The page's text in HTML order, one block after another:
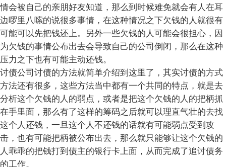
情会被自己的亲朋好友知道，那么到时候难免就会有人在耳
边啰里八嗦的说很多事情，在这种情况之下欠钱的人就很有
可能可以先把钱还上。另外一些欠钱的人可能会很担心，因
为欠钱的事情公布出去会导致自己的公司倒闭，那么在这种
压力之下也有可能主动还钱。
讨债公司讨债的方法就简单介绍到这里了，其实讨债的方式
方法还有很多，这些方法当中都有一个共同的特点，就是去
分析这个欠钱的人的弱点，或者是把这个欠钱的人的把柄抓
在手里面，那么有了这样的筹码之后就可以理直气壮的去找
这个人还钱，一旦这个人不还钱的话就有可能弱点受到攻
击，也有可能把柄被公布出去，那么就只能够让这个欠钱的
人乖乖的把钱打到债主的银行卡上面，从而完成了追讨债务
的工作。